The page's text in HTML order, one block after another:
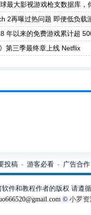
最大影视游戏枪支数据库，
2再曝过热问题 即便低负载
年以来的免费游戏累计超
突破 1.3 万美元
第三季最终章上线 Netflix
投稿- 游客必看- 广告合作
件和教程作者的版权 请遵
© 小罗资